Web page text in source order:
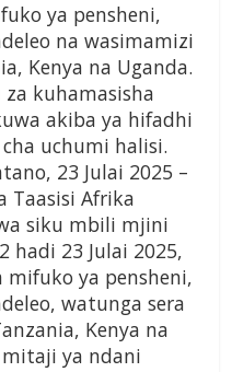
ya pensheni,
na wasimamizi
Kenya na Uganda.
kuhamasisha
akiba ya hifadhi
uchumi halisi.
23 Julai 2025 –
Taasisi Afrika
siku mbili mjini
hadi 23 Julai 2025,
ya pensheni,
watunga sera
Kenya na
ya ndani